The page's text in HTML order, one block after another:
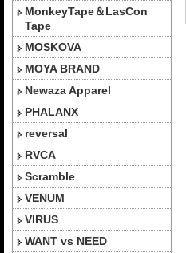
MonkeyTape＆LasCon
Tape
MOSKOVA
MOYA BRAND
Newaza Apparel
PHALANX
reversal
RVCA
Scramble
VENUM
VIRUS
WANT vs NEED